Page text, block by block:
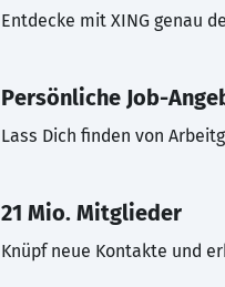
Entdecke mit XING genau
Persönliche Job-
Lass Dich finden von
21 Mio. Mitglieder
Knüpf neue Kontakte und